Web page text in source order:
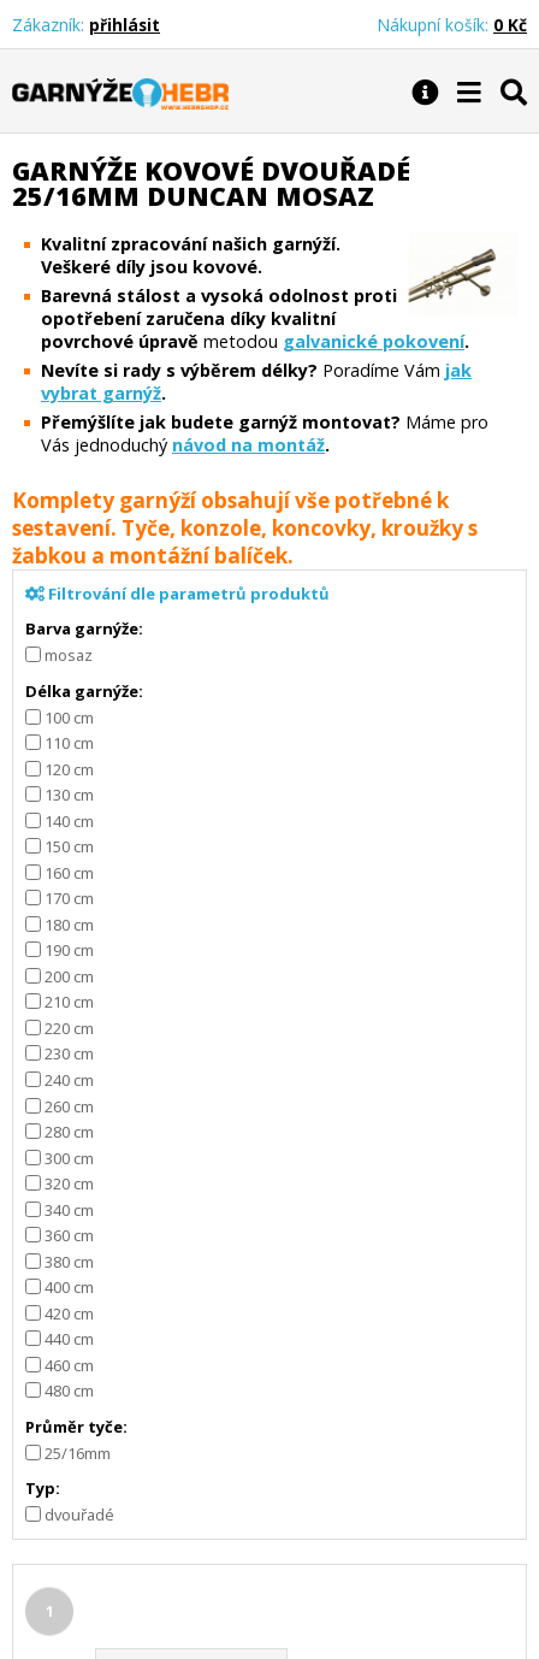
Garnýže Hebr
Zákazník: přihlásit Nákupní košík: 0 Kč
GARNÝŽE KOVOVÉ DVOUŘADÉ
25/16MM DUNCAN MOSAZ
Kvalitní zpracování našich garnýží.
Veškeré díly jsou kovové.
Barevná stálost a vysoká odolnost proti
opotřebení zaručena díky kvalitní
povrchové úpravě metodou galvanické pokovení.
Nevíte si rady s výběrem délky? Poradíme Vám jak
vybrat garnýž.
Přemýšlíte jak budete garnýž montovat? Máme pro
Vás jednoduchý návod na montáž.
Komplety garnýží obsahují vše potřebné k
sestavení. Tyče, konzole, koncovky, kroužky s
žabkou a montážní balíček.
Filtrování dle parametrů produktů
Barva garnýže:
mosaz
Délka garnýže:
100 cm
110 cm
120 cm
130 cm
140 cm
150 cm
160 cm
170 cm
180 cm
190 cm
200 cm
210 cm
220 cm
230 cm
240 cm
260 cm
280 cm
300 cm
320 cm
340 cm
360 cm
380 cm
400 cm
420 cm
440 cm
460 cm
480 cm
Průměr tyče:
25/16mm
Typ:
dvouřadé
1